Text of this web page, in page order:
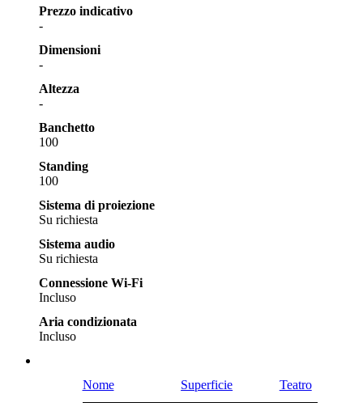
Prezzo indicativo
-
Dimensioni
-
Altezza
-
Banchetto
100
Standing
100
Sistema di proiezione
Su richiesta
Sistema audio
Su richiesta
Connessione Wi-Fi
Incluso
Aria condizionata
Incluso
Nome Superficie Teatro